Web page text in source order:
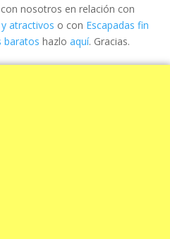
nosotros en relación con
atractivos o con Escapadas fin
baratos hazlo aquí. Gracias.